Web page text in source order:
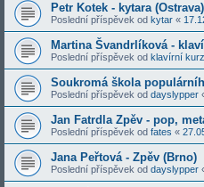
Petr Kotek - kytara (Ostrava)
Poslední příspěvek od kytar «
Martina Švandrlíková -
Poslední příspěvek od klavírní
Soukromá škola
Poslední příspěvek od dayslypper
Jan Fatrdla Zpěv - pop,
Poslední příspěvek od fates «
Jana Peřtová - Zpěv (Brno)
Poslední příspěvek od dayslypper